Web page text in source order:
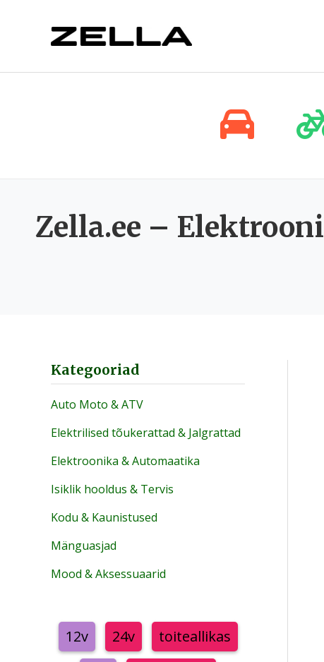
Zella.ee –
Kategooriad
Auto Moto & ATV
Elektrilised tõukerattad & Jalgrattad
Elektroonika & Automaatika
Isiklik hooldus & Tervis
Kodu & Kaunistused
Mänguasjad
Mood & Aksessuaarid
12v 24v
toiteallikas